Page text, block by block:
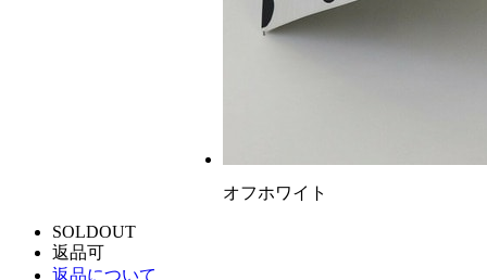
オフホワイト
SOLDOUT
返品可
返品について